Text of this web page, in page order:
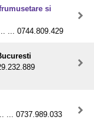
si
... 0744.809.429
... 0737.989.033